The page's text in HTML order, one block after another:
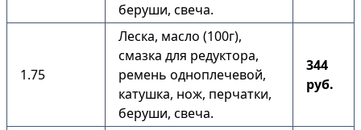
беруши, свеча.
1.75
Леска, масло (100г),
смазка для редуктора,
ремень одноплечевой,
катушка, нож, перчатки,
беруши, свеча.
344
руб.